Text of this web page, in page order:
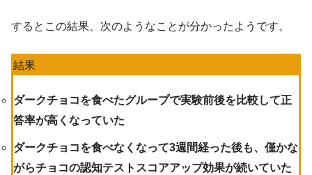
するとこの結果、次のようなことが分かったようです。
結果
ダークチョコを食べたグループで実験前後を比較して正
答率が高くなっていた
ダークチョコを食べなくなって3週間経った後も、僅かな
がらチョコの認知テストスコアアップ効果が続いていた